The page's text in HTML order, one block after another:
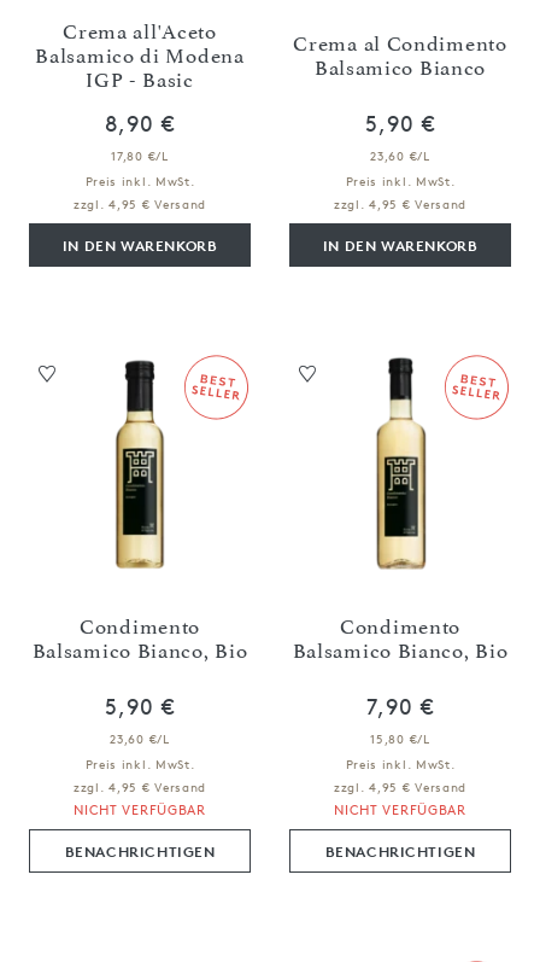
Crema all'Aceto
Balsamico di Modena
IGP - Basic
8,90 €
17,80 €/L
Preis inkl. MwSt.
zzgl. 4,95 € Versand
IN DEN WARENKORB
Crema al Condimento
Balsamico Bianco
5,90 €
23,60 €/L
Preis inkl. MwSt.
zzgl. 4,95 € Versand
IN DEN WARENKORB
Condimento
Balsamico Bianco, Bio
5,90 €
23,60 €/L
Preis inkl. MwSt.
zzgl. 4,95 € Versand
NICHT VERFÜGBAR
BENACHRICHTIGEN
Condimento
Balsamico Bianco, Bio
7,90 €
15,80 €/L
Preis inkl. MwSt.
zzgl. 4,95 € Versand
NICHT VERFÜGBAR
BENACHRICHTIGEN